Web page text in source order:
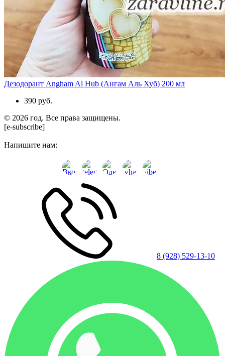
Дезодорант Angham Al Hub (Ангам Аль Хуб) 200 мл
390 руб.
© 2026 год. Все права защищены.
[e-subscribe]
Напишите нам:
8 (928) 529-13-10